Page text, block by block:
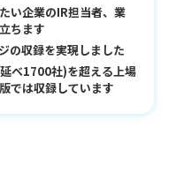
い企業のIR担当者、業
ちます
の収録を実現しました
べ1700社)を超える上場
では収録しています